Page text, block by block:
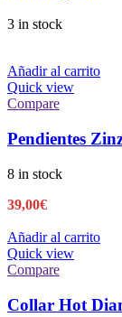
3 in stock
Añadir al carrito
Quick view
Compare
Pendientes
8 in stock
39,00€
Añadir al carrito
Quick view
Compare
Collar Hot